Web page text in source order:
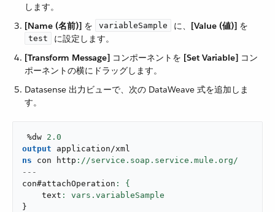
します。
[Name (名前)] ​ を ​ variableSample ​ に、​ [Value (値)] ​ を ​
test
​ に設定します。
[Transform Message] ​ コンポーネントを ​ [Set Variable] ​ コン
ポーネントの横にドラッグします。
Datasense 出力ビューで、次の DataWeave 式を追加しま
す。
%dw 2.0
output
application/xml
ns con http
---
con#attachOperation
    text
: vars.variableSample
}